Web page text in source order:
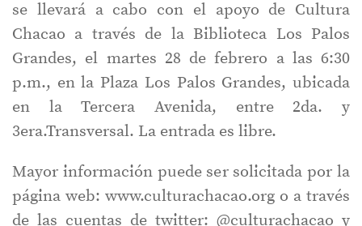
se llevará a cabo con el apoyo de Cultura
Chacao a través de la Biblioteca Los Palos
Grandes, el martes 28 de febrero a las 6:30
p.m., en la Plaza Los Palos Grandes, ubicada
en la Tercera Avenida, entre 2da. y
3era.Transversal. La entrada es libre.
Mayor información puede ser solicitada por la
página web: www.culturachacao.org o a través
de las cuentas de twitter: @culturachacao y